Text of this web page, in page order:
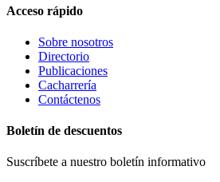
Acceso rápido
Sobre nosotros
Directorio
Publicaciones
Cacharrería
Contáctenos
Boletín de descuentos
Suscríbete a nuestro boletín informativo